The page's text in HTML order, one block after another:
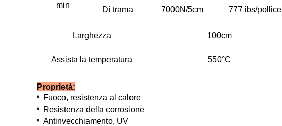
min
Di trama 7000N/5cm 777 ibs/pollice
Larghezza 100cm
Assista la temperatura 550°C
Proprietà:
Fuoco, resistenza al calore
Resistenza della corrosione
Antinvecchiamento, UV